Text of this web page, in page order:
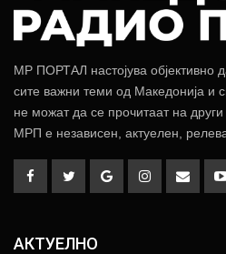
МР ПОРТАЛ настојува објективно
сите важни теми од Македонија и
не можат да се прочитаат на
МРП е независен, актуелен,
АКТУЕЛНО